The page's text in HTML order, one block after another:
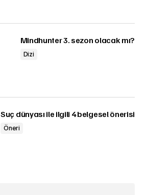
Mindhunter 3. sezon olacak mı?
Dizi
Suç dünyası ile ilgili 4 belgesel önerisi
Öneri